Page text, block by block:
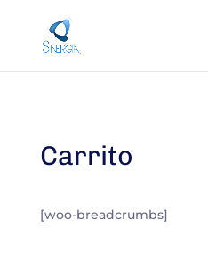
Carrito
[woo-breadcrumbs]